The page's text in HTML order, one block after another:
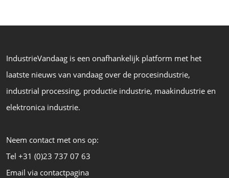
IndustrieVandaag is een onafhankelijk platform met het
laatste nieuws van vandaag over de procesindustrie,
industrial processing, productie industrie, maakindustrie en
elektronica industrie.
Neem contact met ons op:
Tel +31 (0)23 737 07 63
Email via contactpagina